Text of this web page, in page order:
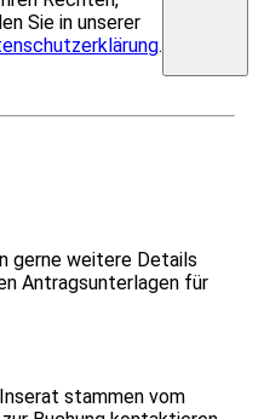
Sie in unserer
.
gerne weitere Details
Antragsunterlagen für
stammen vom